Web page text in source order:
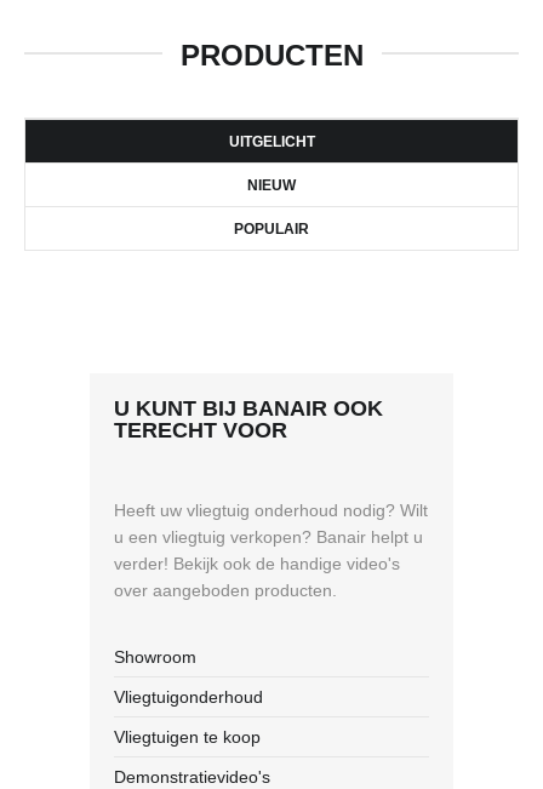
PRODUCTEN
UITGELICHT
NIEUW
POPULAIR
U KUNT BIJ BANAIR OOK
TERECHT VOOR
Heeft uw vliegtuig onderhoud nodig? Wilt
u een vliegtuig verkopen? Banair helpt u
verder! Bekijk ook de handige video's
over aangeboden producten.
Showroom
Vliegtuigonderhoud
Vliegtuigen te koop
Demonstratievideo's